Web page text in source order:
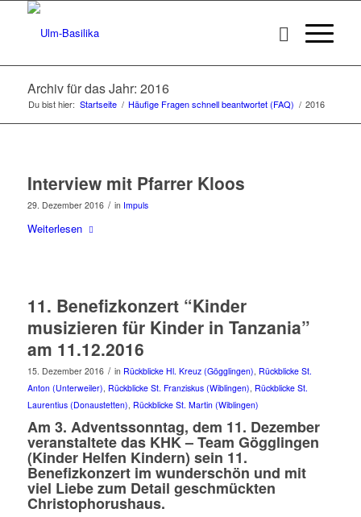
Archiv für das Jahr: 2016
Du bist hier: Startseite / Häufige Fragen schnell beantwortet (FAQ) / 2016
Interview mit Pfarrer Kloos
29. Dezember 2016 / in Impuls
Weiterlesen
11. Benefizkonzert “Kinder
musizieren für Kinder in Tanzania”
am 11.12.2016
15. Dezember 2016 / in Rückblicke Hl. Kreuz (Gögglingen), Rückblicke St.
Anton (Unterweiler), Rückblicke St. Franziskus (Wiblingen), Rückblicke St.
Laurentius (Donaustetten), Rückblicke St. Martin (Wiblingen)
Am 3. Adventssonntag, dem 11. Dezember
veranstaltete das KHK – Team Gögglingen
(Kinder Helfen Kindern) sein 11.
Benefizkonzert im wunderschön und mit
viel Liebe zum Detail geschmückten
Christophorushaus.